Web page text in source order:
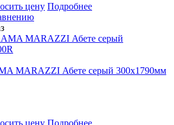
цену Подробнее
MARAZZI Абете серый 300х1790мм
цену Подробнее